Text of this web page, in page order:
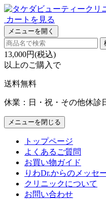
カートを見る
メニューを開く
13,000円(税込)
以上のご購入で
送料無料
休業：日・祝・その他休診
メニューを閉じる
トップページ
よくあるご質問
お買い物ガイド
りわDr.からのメッセ
クリニックについて
お問い合わせ